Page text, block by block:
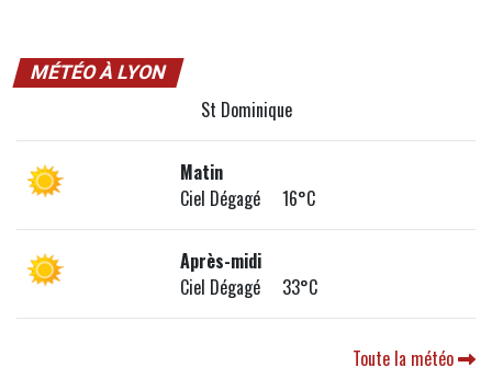
MÉTÉO À LYON
St Dominique
Matin
Ciel Dégagé 16°C
Après-midi
Ciel Dégagé 33°C
Toute la météo